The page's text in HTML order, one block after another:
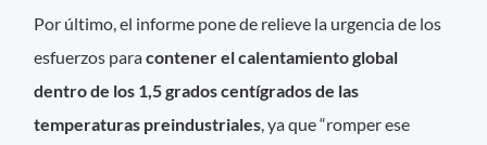
Por último, el informe pone de relieve la urgencia de los
esfuerzos paracontener el calentamiento global
dentro de los 1,5 grados centígrados de las
temperaturas preindustriales , ya que “romper ese